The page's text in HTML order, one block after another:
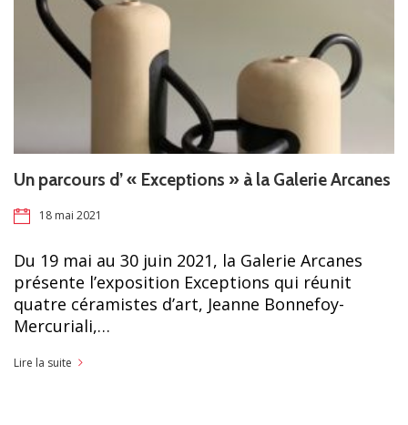
Un parcours d’ « Exceptions » à la Galerie Arcanes
18 mai 2021
Du 19 mai au 30 juin 2021, la Galerie Arcanes
présente l’exposition Exceptions qui réunit
quatre céramistes d’art, Jeanne Bonnefoy-
Mercuriali,…
Lire la suite